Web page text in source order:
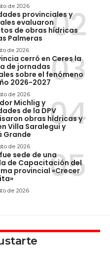
de 2026
provinciales y
evaluaron
de obras hídricas
Palmeras
de 2026
cerró en Ceres la
de jornadas
sobre el fenómeno
2026-2027
de 2026
Michlig y
de la DPV
obras hídricas y
Villa Saralegui y
Grande
de 2026
sede de una
de Capacitación del
provincial «Crecer
de 2026